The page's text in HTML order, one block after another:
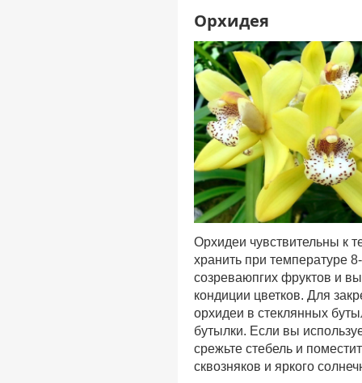
Орхидея
Орхидеи чувствительны к
хранить при температуре
созреваюпгих фруктов и
кондиции цветков. Для
орхидеи в стеклянных
бутылки. Если вы
срежьте стебель и
сквозняков и яркого